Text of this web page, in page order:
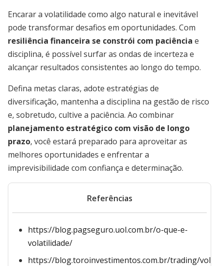
Encarar a volatilidade como algo natural e inevitável
pode transformar desafios em oportunidades. Com
resiliência financeira se constrói com paciência e
disciplina, é possível surfar as ondas de incerteza e
alcançar resultados consistentes ao longo do tempo.
Defina metas claras, adote estratégias de
diversificação, mantenha a disciplina na gestão de risco
e, sobretudo, cultive a paciência. Ao combinar
planejamento estratégico com visão de longo
prazo, você estará preparado para aproveitar as
melhores oportunidades e enfrentar a
imprevisibilidade com confiança e determinação.
Referências
https://blog.pagseguro.uol.com.br/o-que-e-
volatilidade/
https://blog.toroinvestimentos.com.br/trading/